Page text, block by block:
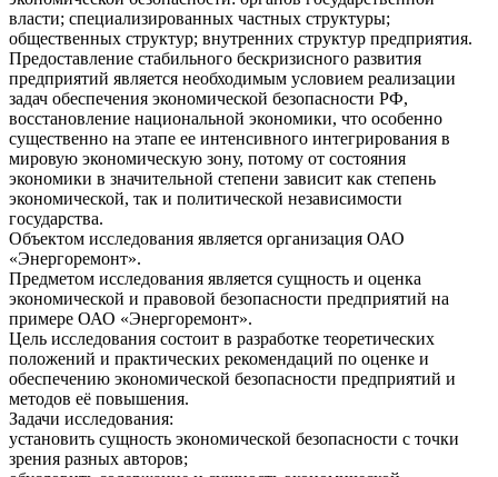
власти; специализированных частных структуры;
общественных структур; внутренних структур предприятия.
Предоставление стабильного бескризисного развития
предприятий является необходимым условием реализации
задач обеспечения экономической безопасности РФ,
восстановление национальной экономики, что особенно
существенно на этапе ее интенсивного интегрирования в
мировую экономическую зону, потому от состояния
экономики в значительной степени зависит как степень
экономической, так и политической независимости
государства.
Объектом исследования является организация ОАО
«Энергоремонт».
Предметом исследования является сущность и оценка
экономической и правовой безопасности предприятий на
примере ОАО «Энергоремонт».
Цель исследования состоит в разработке теоретических
положений и практических рекомендаций по оценке и
обеспечению экономической безопасности предприятий и
методов её повышения.
Задачи исследования:
установить сущность экономической безопасности с точки
зрения разных авторов;